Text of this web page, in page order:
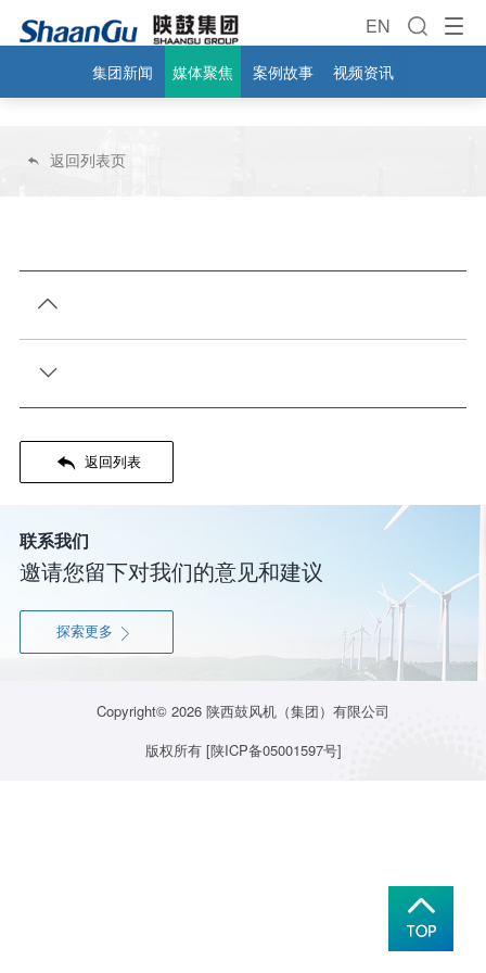
EN
集团新闻 媒体聚焦 案例故事 视频资讯
 返回列表页


 返回列表
联系我们
邀请您留下对我们的意见和建议
探索更多 
Copyright© 2026 陕西鼓风机（集团）有限公司
版权所有 [陕ICP备05001597号]